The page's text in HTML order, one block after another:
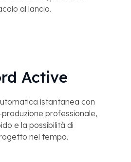
al lancio.
Active
istantanea con
professionale,
e la possibilità di
nel tempo.